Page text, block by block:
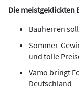
Die meistgeklickten
Bauherren
Sommer-
und tolle
Vamo bringt
Deutschland